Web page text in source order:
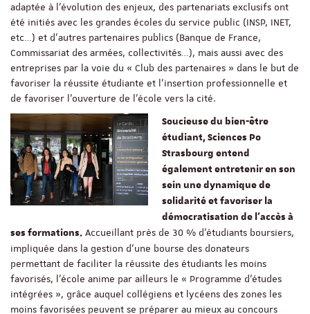
adaptée à l’évolution des enjeux, des partenariats exclusifs ont
été initiés avec les grandes écoles du service public (INSP, INET,
etc…) et d’autres partenaires publics (Banque de France,
Commissariat des armées, collectivités…), mais aussi avec des
entreprises par la voie du « Club des partenaires » dans le but de
favoriser la réussite étudiante et l’insertion professionnelle et
de favoriser l’ouverture de l’école vers la cité.
Soucieuse du bien-être
étudiant, Sciences Po
Strasbourg entend
également entretenir en son
sein une dynamique de
solidarité et favoriser la
démocratisation de l’accès à
ses formations. Accueillant près de 30 % d’étudiants boursiers,
impliquée dans la gestion d’une bourse des donateurs
permettant de faciliter la réussite des étudiants les moins
favorisés, l’école anime par ailleurs le « Programme d’études
intégrées », grâce auquel collégiens et lycéens des zones les
moins favorisées peuvent se préparer au mieux au concours